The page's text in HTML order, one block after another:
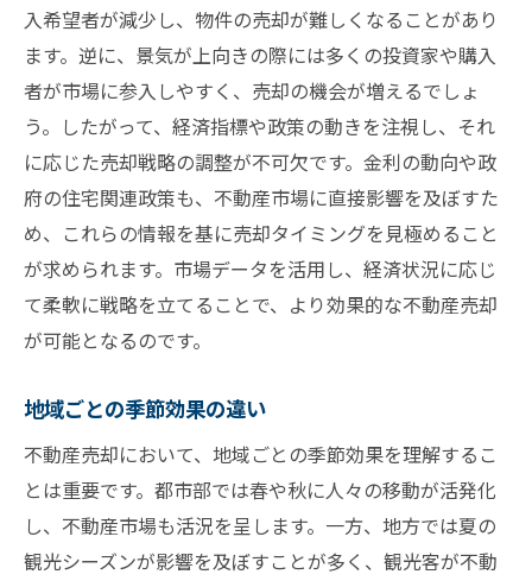
入希望者が減少し、物件の売却が難しくなることがあり
ます。逆に、景気が上向きの際には多くの投資家や購入
者が市場に参入しやすく、売却の機会が増えるでしょ
う。したがって、経済指標や政策の動きを注視し、それ
に応じた売却戦略の調整が不可欠です。金利の動向や政
府の住宅関連政策も、不動産市場に直接影響を及ぼすた
め、これらの情報を基に売却タイミングを見極めること
が求められます。市場データを活用し、経済状況に応じ
て柔軟に戦略を立てることで、より効果的な不動産売却
が可能となるのです。
地域ごとの季節効果の違い
不動産売却において、地域ごとの季節効果を理解するこ
とは重要です。都市部では春や秋に人々の移動が活発化
し、不動産市場も活況を呈します。一方、地方では夏の
観光シーズンが影響を及ぼすことが多く、観光客が不動